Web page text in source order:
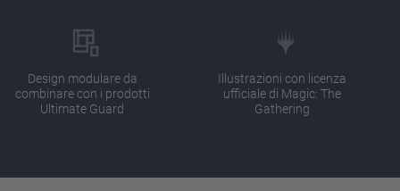
Design modulare da
combinare con i prodotti
Ultimate Guard
Illustrazioni con licenza
ufficiale di Magic: The
Gathering